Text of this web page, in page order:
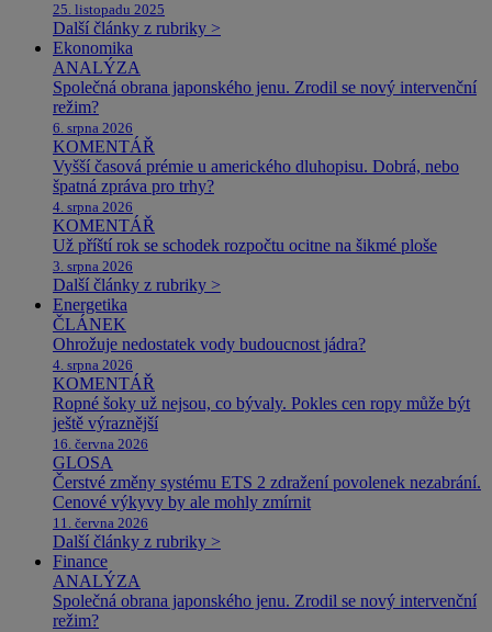
25. listopadu 2025
Další články z rubriky >
Ekonomika
ANALÝZA
Společná obrana japonského jenu. Zrodil se nový intervenční
režim?
6. srpna 2026
KOMENTÁŘ
Vyšší časová prémie u amerického dluhopisu. Dobrá, nebo
špatná zpráva pro trhy?
4. srpna 2026
KOMENTÁŘ
Už příští rok se schodek rozpočtu ocitne na šikmé ploše
3. srpna 2026
Další články z rubriky >
Energetika
ČLÁNEK
Ohrožuje nedostatek vody budoucnost jádra?
4. srpna 2026
KOMENTÁŘ
Ropné šoky už nejsou, co bývaly. Pokles cen ropy může být
ještě výraznější
16. června 2026
GLOSA
Čerstvé změny systému ETS 2 zdražení povolenek nezabrání.
Cenové výkyvy by ale mohly zmírnit
11. června 2026
Další články z rubriky >
Finance
ANALÝZA
Společná obrana japonského jenu. Zrodil se nový intervenční
režim?